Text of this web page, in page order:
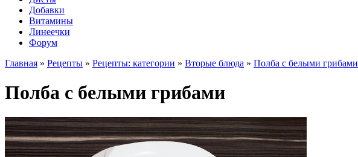
Добавки
Витамины
Линеечки
Форум
Главная » Рецепты » Рецепты: категории » Вторые блюда » Полба с белыми грибами
Полба с белыми грибами